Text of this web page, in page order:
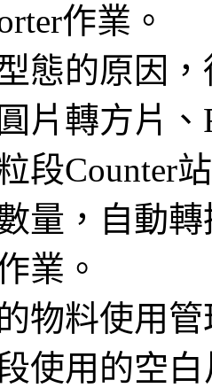
作業。
態的原因
片轉方片、
段Counter
量，自動
業。
物料使用
使用的空